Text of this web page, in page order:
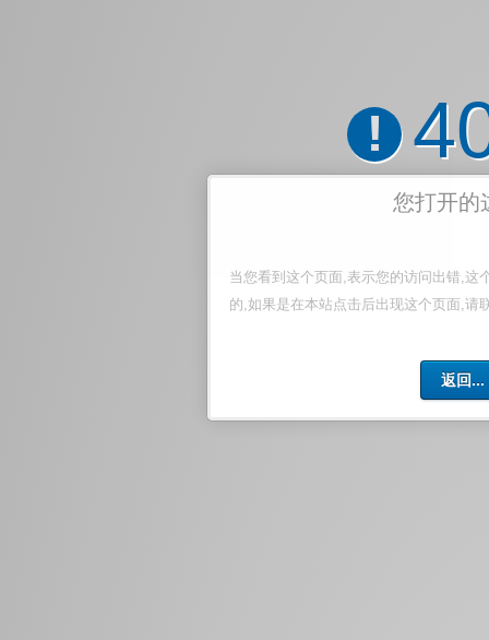
!
您打开的
当您看到这个页面,表示您的访问出错,这
的,如果是在本站点击后出现这个页面,请
返回...